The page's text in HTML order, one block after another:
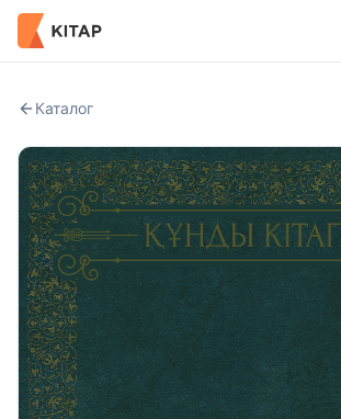
Каталог